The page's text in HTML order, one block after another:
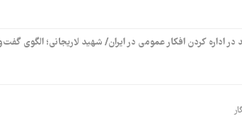
اداره کردن افکار عمومی در ایران/ شهید لاریجانی؛ الگوی